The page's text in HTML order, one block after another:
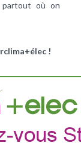
partout où on
!